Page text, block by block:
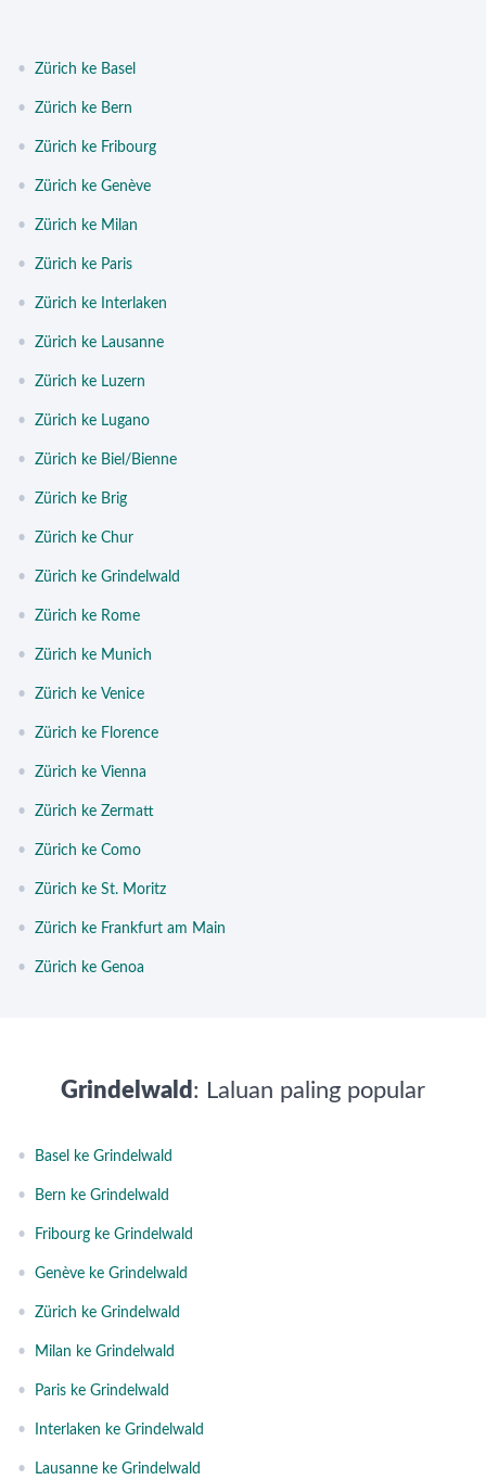
• Zürich ke Basel
• Zürich ke Bern
• Zürich ke Fribourg
• Zürich ke Genève
• Zürich ke Milan
• Zürich ke Paris
• Zürich ke Interlaken
• Zürich ke Lausanne
• Zürich ke Luzern
• Zürich ke Lugano
• Zürich ke Biel/Bienne
• Zürich ke Brig
• Zürich ke Chur
• Zürich ke Grindelwald
• Zürich ke Rome
• Zürich ke Munich
• Zürich ke Venice
• Zürich ke Florence
• Zürich ke Vienna
• Zürich ke Zermatt
• Zürich ke Como
• Zürich ke St. Moritz
• Zürich ke Frankfurt am Main
• Zürich ke Genoa
Grindelwald : Laluan paling popular
• Basel ke Grindelwald
• Bern ke Grindelwald
• Fribourg ke Grindelwald
• Genève ke Grindelwald
• Zürich ke Grindelwald
• Milan ke Grindelwald
• Paris ke Grindelwald
• Interlaken ke Grindelwald
• Lausanne ke Grindelwald